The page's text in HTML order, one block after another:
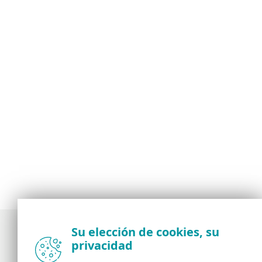
Su elección de cookies, su
privacidad